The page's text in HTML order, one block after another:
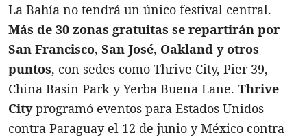
La Bahía no tendrá un único festival central.
Más de 30 zonas gratuitas se repartirán por
San Francisco, San José, Oakland y otros
puntos, con sedes como Thrive City, Pier 39,
China Basin Park y Yerba Buena Lane. Thrive
Cityprogramó eventos para Estados Unidos
contra Paraguay el 12 de junio y México contra